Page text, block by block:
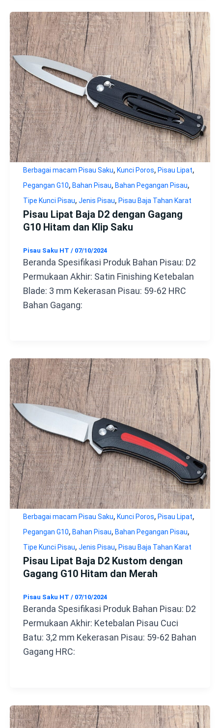
Berbagai macam Pisau Saku, Kunci Poros, Pisau Lipat,
Pegangan G10, Bahan Pisau, Bahan Pegangan Pisau,
Tipe Kunci Pisau, Jenis Pisau, Pisau Baja Tahan Karat
Pisau Lipat Baja D2 dengan Gagang
G10 Hitam dan Klip Saku
Pisau Saku HT / 07/10/2024
Beranda Spesifikasi Produk Bahan Pisau: D2
Permukaan Akhir: Satin Finishing Ketebalan
Blade: 3 mm Kekerasan Pisau: 59-62 HRC
Bahan Gagang:
Berbagai macam Pisau Saku, Kunci Poros, Pisau Lipat,
Pegangan G10, Bahan Pisau, Bahan Pegangan Pisau,
Tipe Kunci Pisau, Jenis Pisau, Pisau Baja Tahan Karat
Pisau Lipat Baja D2 Kustom dengan
Gagang G10 Hitam dan Merah
Pisau Saku HT / 07/10/2024
Beranda Spesifikasi Produk Bahan Pisau: D2
Permukaan Akhir: Ketebalan Pisau Cuci
Batu: 3,2 mm Kekerasan Pisau: 59-62 Bahan
Gagang HRC: